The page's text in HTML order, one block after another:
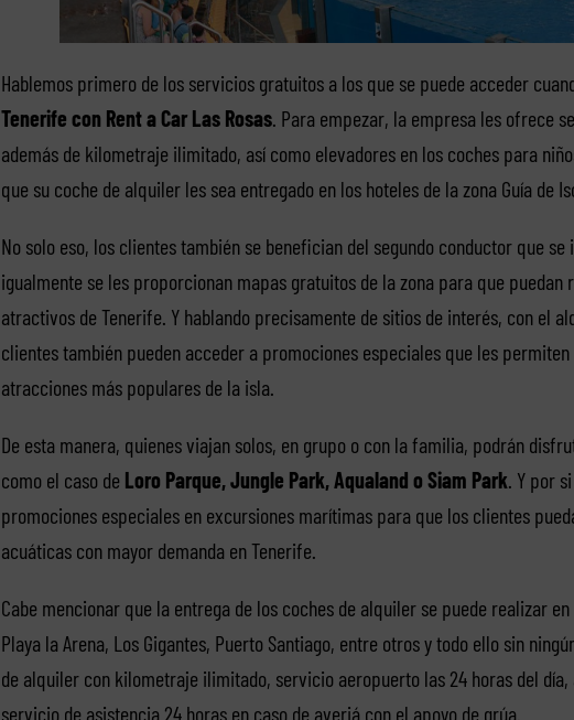
Hablemos primero de los servicios gratuitos a los que se puede acceder
Tenerife con Rent a Car Las Rosas. Para empezar, la empresa les ofrece
además de kilometraje ilimitado, así como elevadores en los coches para
que su coche de alquiler les sea entregado en los hoteles de la zona Guía de
No solo eso, los clientes también se benefician del segundo conductor que
igualmente se les proporcionan mapas gratuitos de la zona para que
atractivos de Tenerife. Y hablando precisamente de sitios de interés, con el
clientes también pueden acceder a promociones especiales que les
atracciones más populares de la isla.
De esta manera, quienes viajan solos, en grupo o con la familia, podrán
como el caso de Loro Parque, Jungle Park, Aqualand o Siam Park. Y por
promociones especiales en excursiones marítimas para que los clientes
acuáticas con mayor demanda en Tenerife.
Cabe mencionar que la entrega de los coches de alquiler se puede realizar
Playa la Arena, Los Gigantes, Puerto Santiago, entre otros y todo ello sin
de alquiler con kilometraje ilimitado, servicio aeropuerto las 24 horas del
servicio de asistencia 24 horas en caso de averiá con el apoyo de grúa.